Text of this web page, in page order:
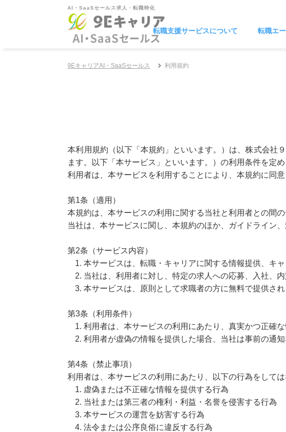
AI・SaaSセールス求人・転職特化
転職支援サービスについて 転職エ
9EキャリアAI・SaaSセールス 利用規約
本利用規約（以下「本規約」といいます。）は、株式会社
ます。以下「本サービス」といいます。）の利用条件を定め
利用者は、本サービスを利用することにより、本規約に同意
第1条（適用）
本規約は、本サービスの利用に関する当社と利用者との間
当社は、本サービスに関し、本規約のほか、ガイドライン
第2条（サービス内容）
本サービスは、転職・キャリアに関する情報提供、キ
当社は、利用者に対し、特定の求人への応募、入社、
本サービスは、原則として求職者の方に無料で提供され
第3条（利用条件）
利用者は、本サービスの利用にあたり、真実かつ正確
利用者が虚偽の情報を提供した場合、当社は事前の通
第4条（禁止事項）
利用者は、本サービスの利用にあたり、以下の行為をしては
虚偽または不正確な情報を提供する行為
当社または第三者の権利・利益・名誉を侵害する行為
本サービスの運営を妨害する行為
法令または公序良俗に違反する行為